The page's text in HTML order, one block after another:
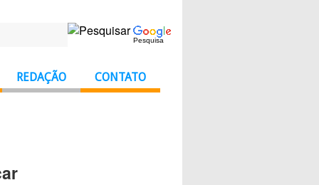
Pesquisa
REDAÇÃO CONTATO